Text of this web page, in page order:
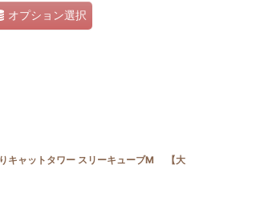
オプション選択
キャットタワー スリーキューブM 【大